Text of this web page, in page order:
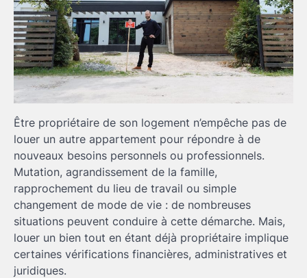
Être propriétaire de son logement n’empêche pas de
louer un autre appartement pour répondre à de
nouveaux besoins personnels ou professionnels.
Mutation, agrandissement de la famille,
rapprochement du lieu de travail ou simple
changement de mode de vie : de nombreuses
situations peuvent conduire à cette démarche. Mais,
louer un bien tout en étant déjà propriétaire implique
certaines vérifications financières, administratives et
juridiques.